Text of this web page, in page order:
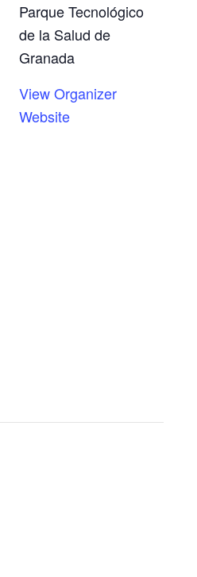
Parque Tecnológico
de la Salud de
Granada
View Organizer
Website